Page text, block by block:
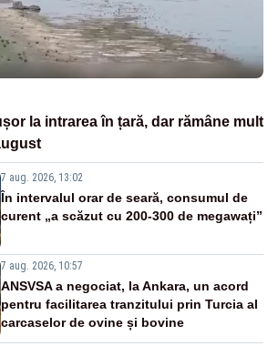
la intrarea în țară, dar rămâne mult
7 aug. 2026, 13:02
În intervalul orar de seară, consumul de
curent „a scăzut cu 200-300 de megawați”
7 aug. 2026, 10:57
ANSVSA a negociat, la Ankara, un acord
pentru facilitarea tranzitului prin Turcia al
carcaselor de ovine și bovine